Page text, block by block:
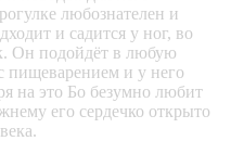
любознателен и
и садится у ног, во
Он подойдёт в любую
пищеварением и у него
на это Бо безумно любит
его сердечко открыто